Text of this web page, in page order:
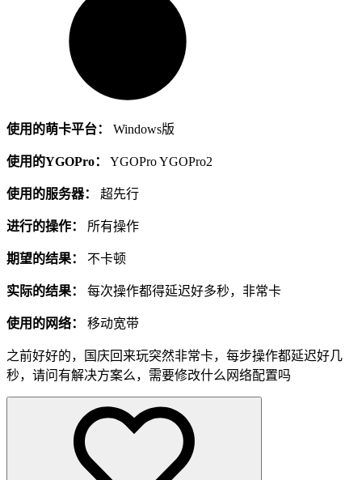
使用的萌卡平台： Windows版
使用的YGOPro： YGOPro YGOPro2
使用的服务器： 超先行
进行的操作： 所有操作
期望的结果： 不卡顿
实际的结果： 每次操作都得延迟好多秒，非常卡
使用的网络： 移动宽带
之前好好的，国庆回来玩突然非常卡，每步操作都延迟好几
秒，请问有解决方案么，需要修改什么网络配置吗